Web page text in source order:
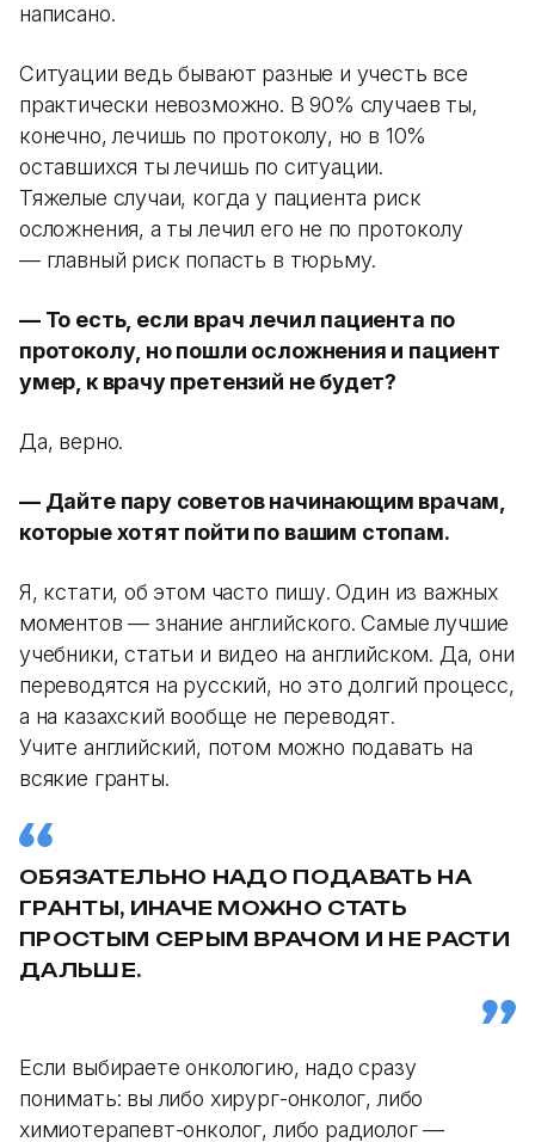
написано.
Ситуации ведь бывают разные и учесть все
практически невозможно. В 90% случаев ты,
конечно, лечишь по протоколу, но в 10%
оставшихся ты лечишь по ситуации.
Тяжелые случаи, когда у пациента риск
осложнения, а ты лечил его не по протоколу
— главный риск попасть в тюрьму.
— То есть, если врач лечил пациента по
протоколу, но пошли осложнения и пациент
умер, к врачу претензий не будет?
Да, верно.
— Дайте пару советов начинающим врачам,
которые хотят пойти по вашим стопам.
Я, кстати, об этом часто пишу. Один из важных
моментов — знание английского. Самые лучшие
учебники, статьи и видео на английском. Да, они
переводятся на русский, но это долгий процесс,
а на казахский вообще не переводят.
Учите английский, потом можно подавать на
всякие гранты.
ОБЯЗАТЕЛЬНО НАДО ПОДАВАТЬ НА
ГРАНТЫ, ИНАЧЕ МОЖНО СТАТЬ
ПРОСТЫМ СЕРЫМ ВРАЧОМ И НЕ РАСТИ
ДАЛЬШЕ.
Если выбираете онкологию, надо сразу
понимать: вы либо хирург-онколог, либо
химиотерапевт-онколог, либо радиолог —